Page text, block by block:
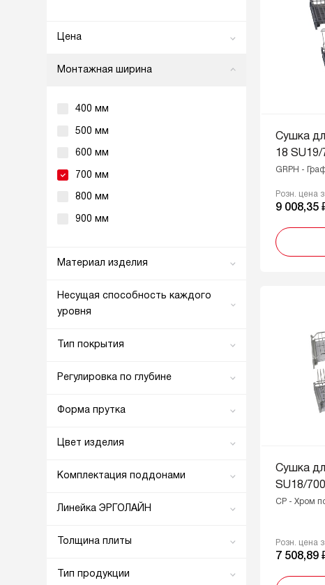
Цена
Монтажная ширина
400 мм
500 мм
600 мм
700 мм
800 мм
900 мм
Материал изделия
Сталь
Несущая способность каждого
уровня
15 кг
Тип покрытия
Регулировка по глубине
Форма прутка
Цвет изделия
Прозрачный
Комплектация поддонами
Линейка ЭРГОЛАЙН
Толщина плиты
Тип продукции
Сушка
18 SU19/
GRPH -
Розн. цена
9 008,35
Сушка
SU18/700
CP - Хром
Розн. цена
7 508,89